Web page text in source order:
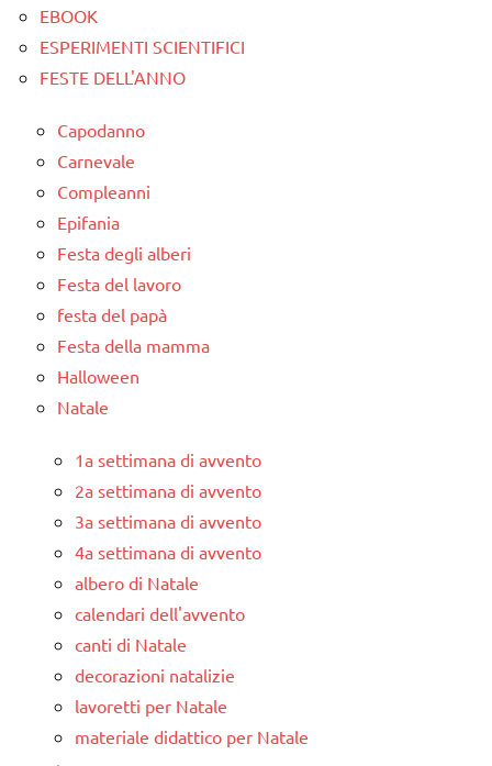
EBOOK
ESPERIMENTI SCIENTIFICI
FESTE DELL'ANNO
Capodanno
Carnevale
Compleanni
Epifania
Festa degli alberi
Festa del lavoro
festa del papà
Festa della mamma
Halloween
Natale
1a settimana di avvento
2a settimana di avvento
3a settimana di avvento
4a settimana di avvento
albero di Natale
calendari dell'avvento
canti di Natale
decorazioni natalizie
lavoretti per Natale
materiale didattico per Natale